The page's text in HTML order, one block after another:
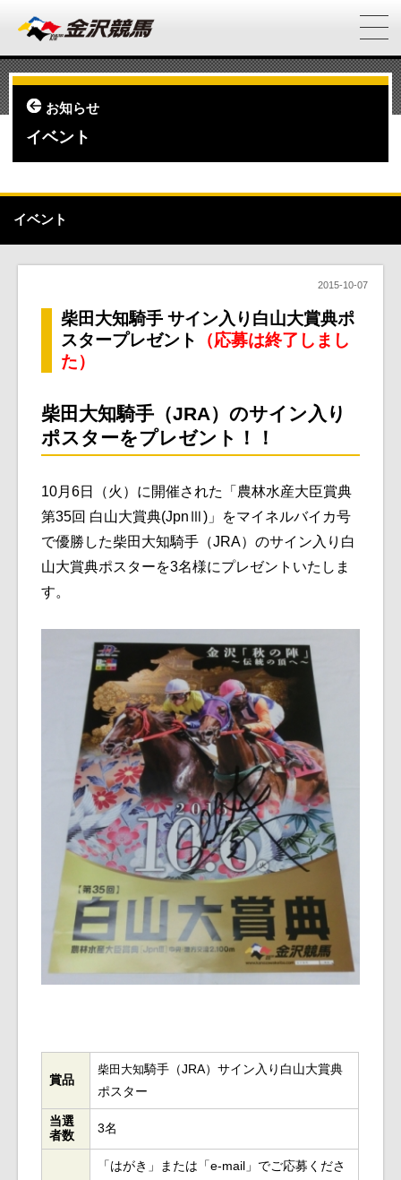
お知らせ
イベント
イベント
2015-10-07
柴田大知騎手 サイン入り白山大賞典ポ
スタープレゼント
（応募は終了しまし
た）
柴田大知騎手（JRA）のサイン入り
ポスターをプレゼント！！
10月6日（火）に開催された「農林水産大臣賞典
第35回 白山大賞典(JpnⅢ)」をマイネルバイカ号
で優勝した柴田大知騎手（JRA）のサイン入り白
山大賞典ポスターを3名様にプレゼントいたしま
す。
賞品
柴田大知騎手（JRA）サイン入り白山大賞典
ポスター
当選
者数
3名
「はがき」または「e-mail」でご応募くださ